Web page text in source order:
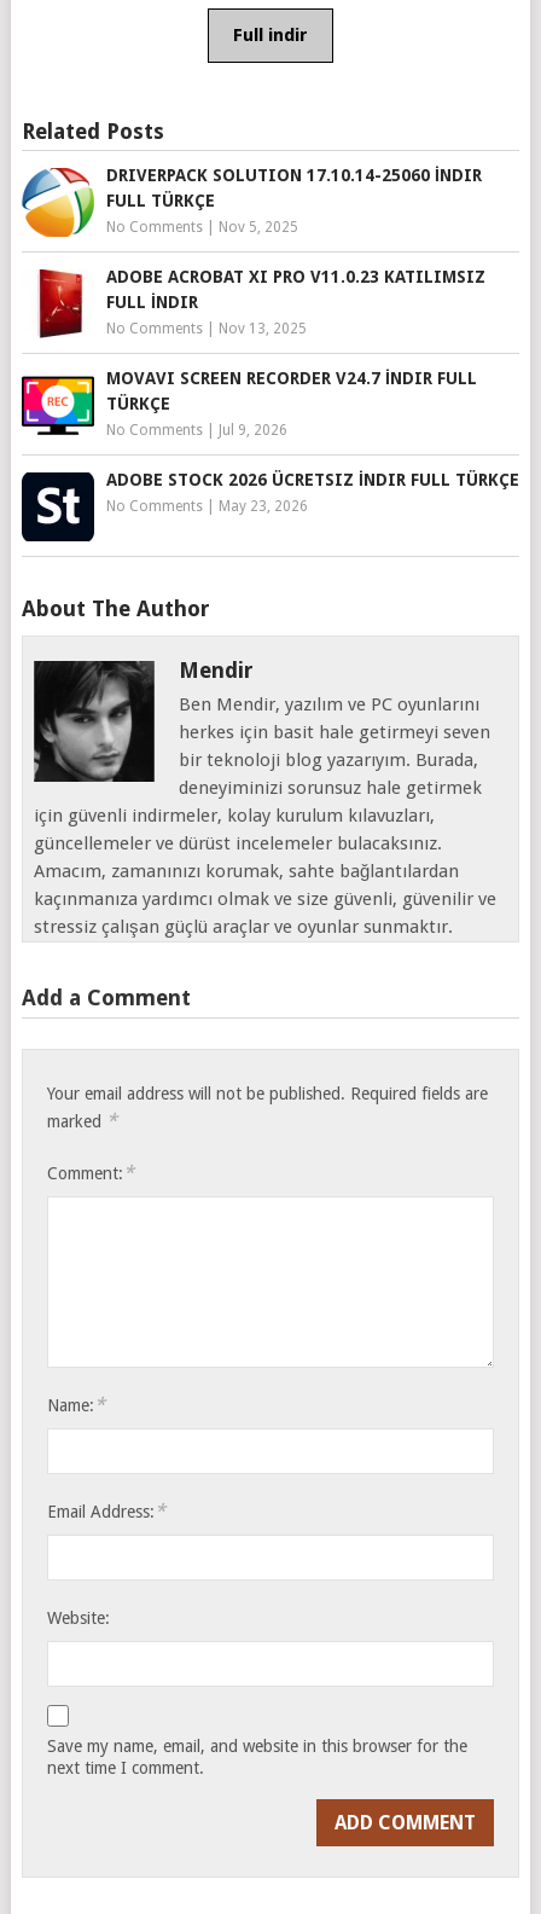
Full indir
Related Posts
DRIVERPACK SOLUTION 17.10.14-25060 İNDIR
FULL TÜRKÇE
No Comments| Nov 5, 2025
ADOBE ACROBAT XI PRO V11.0.23 KATILIMSIZ
FULL İNDIR
No Comments| Nov 13, 2025
MOVAVI SCREEN RECORDER V24.7 İNDIR FULL
TÜRKÇE
No Comments| Jul 9, 2026
ADOBE STOCK 2026 ÜCRETSIZ İNDIR FULL TÜRKÇE
No Comments| May 23, 2026
About The Author
Mendir
Ben Mendir, yazılım ve PC oyunlarını
herkes için basit hale getirmeyi seven
bir teknoloji blog yazarıyım. Burada,
deneyiminizi sorunsuz hale getirmek
için güvenli indirmeler, kolay kurulum kılavuzları,
güncellemeler ve dürüst incelemeler bulacaksınız.
Amacım, zamanınızı korumak, sahte bağlantılardan
kaçınmanıza yardımcı olmak ve size güvenli, güvenilir ve
stressiz çalışan güçlü araçlar ve oyunlar sunmaktır.
Add a Comment
Your email address will not be published. Required fields are
marked *
Comment: *
Name: *
Email Address: *
Website:
Save my name, email, and website in this browser for the
next time I comment.